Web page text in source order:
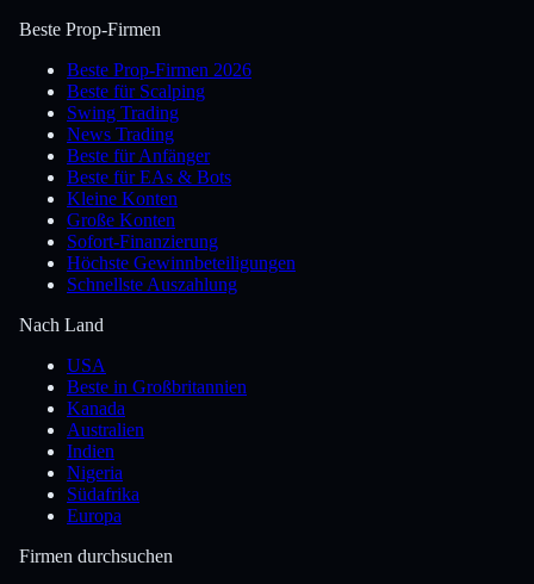
Beste Prop-Firmen
Beste Prop-Firmen 2026
Beste für Scalping
Swing Trading
News Trading
Beste für Anfänger
Beste für EAs & Bots
Kleine Konten
Große Konten
Sofort-Finanzierung
Höchste Gewinnbeteiligungen
Schnellste Auszahlung
Nach Land
USA
Beste in Großbritannien
Kanada
Australien
Indien
Nigeria
Südafrika
Europa
Firmen durchsuchen